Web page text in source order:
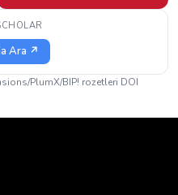
Ara ↗
PlumX/BIP! rozetleri DOI